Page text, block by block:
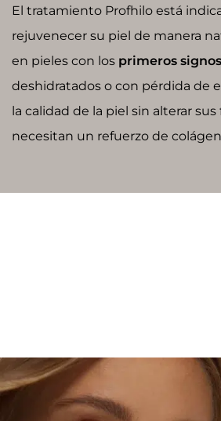
El tratamiento Profhilo está
rejuvenecer su piel de manera
en pieles con los primeros
deshidratados o con pérdida de
la calidad de la piel sin alterar
necesitan un refuerzo de